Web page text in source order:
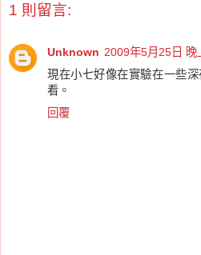
1 則留言:
Unknown 2009年5月25日 晚
現在小七好像在實驗在一些
看。
回覆